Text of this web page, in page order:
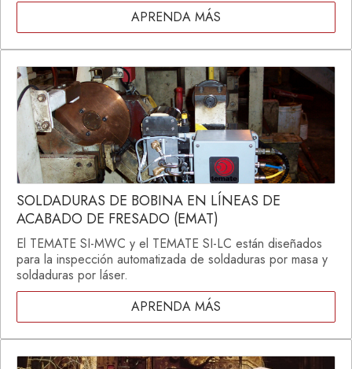
APRENDA MÁS
SOLDADURAS DE BOBINA EN LÍNEAS DE
ACABADO DE FRESADO (EMAT)
El TEMATE SI-MWC y el TEMATE SI-LC están diseñados
para la inspección automatizada de soldaduras por masa y
soldaduras por láser.
APRENDA MÁS